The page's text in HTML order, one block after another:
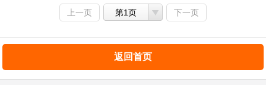
上一页 第1页 下一页
返回首页